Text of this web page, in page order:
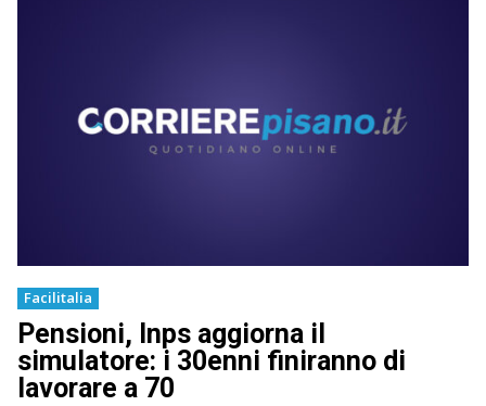
Facilitalia
Pensioni, Inps aggiorna il
simulatore: i 30enni finiranno di
lavorare a 70